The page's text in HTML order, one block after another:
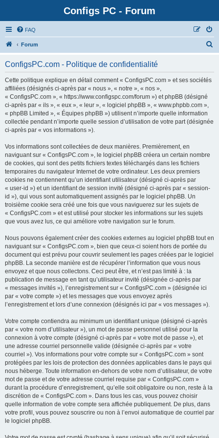
Configs PC - Forum
FAQ
Forum
ConfigsPC.com - Politique de confidentialité
Cette politique explique en détail comment « ConfigsPC.com » et ses sociétés
affiliées (désignés ci-après par « nous », « notre », « nos »,
« ConfigsPC.com », « https://www.configspc.com/forum ») et phpBB (désigné
ci-après par « ils », « eux », « leur », « logiciel phpBB », « www.phpbb.com »,
« phpBB Limited », « Équipes phpBB ») utilisent n’importe quelle information
collectée pendant n’importe quelle session d’utilisation de votre part (désignée
ci-après par « vos informations »).
Vos informations sont collectées de deux manières. Premièrement, en
naviguant sur « ConfigsPC.com », le logiciel phpBB créera un certain nombre
de cookies, qui sont des petits fichiers textes téléchargés dans les fichiers
temporaires du navigateur Internet de votre ordinateur. Les deux premiers
cookies ne contiennent qu’un identifiant utilisateur (désigné ci-après par
« user-id ») et un identifiant de session invité (désigné ci-après par « session-
id »), qui vous sont automatiquement assignés par le logiciel phpBB. Un
troisième cookie sera créé une fois que vous naviguerez sur les sujets de
« ConfigsPC.com » et est utilisé pour stocker les informations sur les sujets
que vous avez lus, ce qui améliore votre navigation sur le forum.
Nous pouvons également créer des cookies externes au logiciel phpBB tout en
naviguant sur « ConfigsPC.com », bien que ceux-ci soient hors de portée du
document qui est prévu pour couvrir seulement les pages créées par le logiciel
phpBB. La seconde manière est de récupérer l’information que vous nous
envoyez et que nous collectons. Ceci peut être, et n’est pas limité à : la
publication de message en tant qu’utilisateur invité (désignée ci-après par
« messages invités »), l’enregistrement sur « ConfigsPC.com » (désignée ici
par « votre compte ») et les messages que vous envoyez après
l’enregistrement et lors d’une connexion (désignés ici par « vos messages »).
Votre compte contiendra au minimum un identifiant unique (désigné ci-après
par « votre nom d’utilisateur »), un mot de passe personnel utilisé pour la
connexion à votre compte (désigné ci-après par « votre mot de passe »), et
une adresse courriel personnelle valide (désignée ci-après par « votre
courriel »). Vos informations pour votre compte sur « ConfigsPC.com » sont
protégées par les lois de protection des données applicables dans le pays qui
nous héberge. Toute information en-dehors de votre nom d’utilisateur, de votre
mot de passe et de votre adresse courriel requise par « ConfigsPC.com »
durant la procédure d’enregistrement, qu’elle soit obligatoire ou non, reste à la
discrétion de « ConfigsPC.com ». Dans tous les cas, vous pouvez choisir
quelle information de votre compte sera affichée publiquement. De plus, dans
votre profil, vous pouvez souscrire ou non à l’envoi automatique de courriel par
le logiciel phpBB.